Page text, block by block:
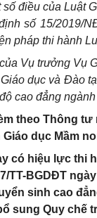
điều của Luật
số 15/2019/
pháp thi hành
Vụ trưởng Vụ
dục và Đào
cao đẳng
theo Thông
dục Mầm
có hiệu lực thi
TT-BGDĐT
sinh cao
sung Quy chế